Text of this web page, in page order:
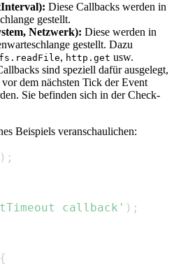
Diese Callbacks werden in
gestellt.
Netzwerk): Diese werden in
gestellt. Dazu
fs.readFile, http.get usw.
sind speziell dafür ausgelegt,
dem nächsten Tick der Event
Sie befinden sich in der Check-
Beispiels veranschaulichen:
) ;
callback' ) ;
{